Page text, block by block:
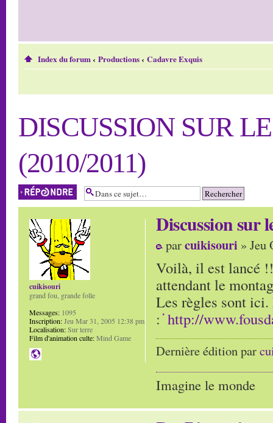
Index du forum‹ Productions‹ Cadavre Exquis
DISCUSSION SUR
(2010/2011)
Répondre
Discussion sur
parcuikisouri » Jeu
Voilà, il est lancé
attendant le
Les règles sont
: http://
Dernière édition par
Imagine le monde
cuikisouri
grand fou, grande folle
Messages: 1095
Inscription:Jeu Mar 31, 2005 12:38 pm
Localisation:Sur terre
Film d'animation culte:Mind Game